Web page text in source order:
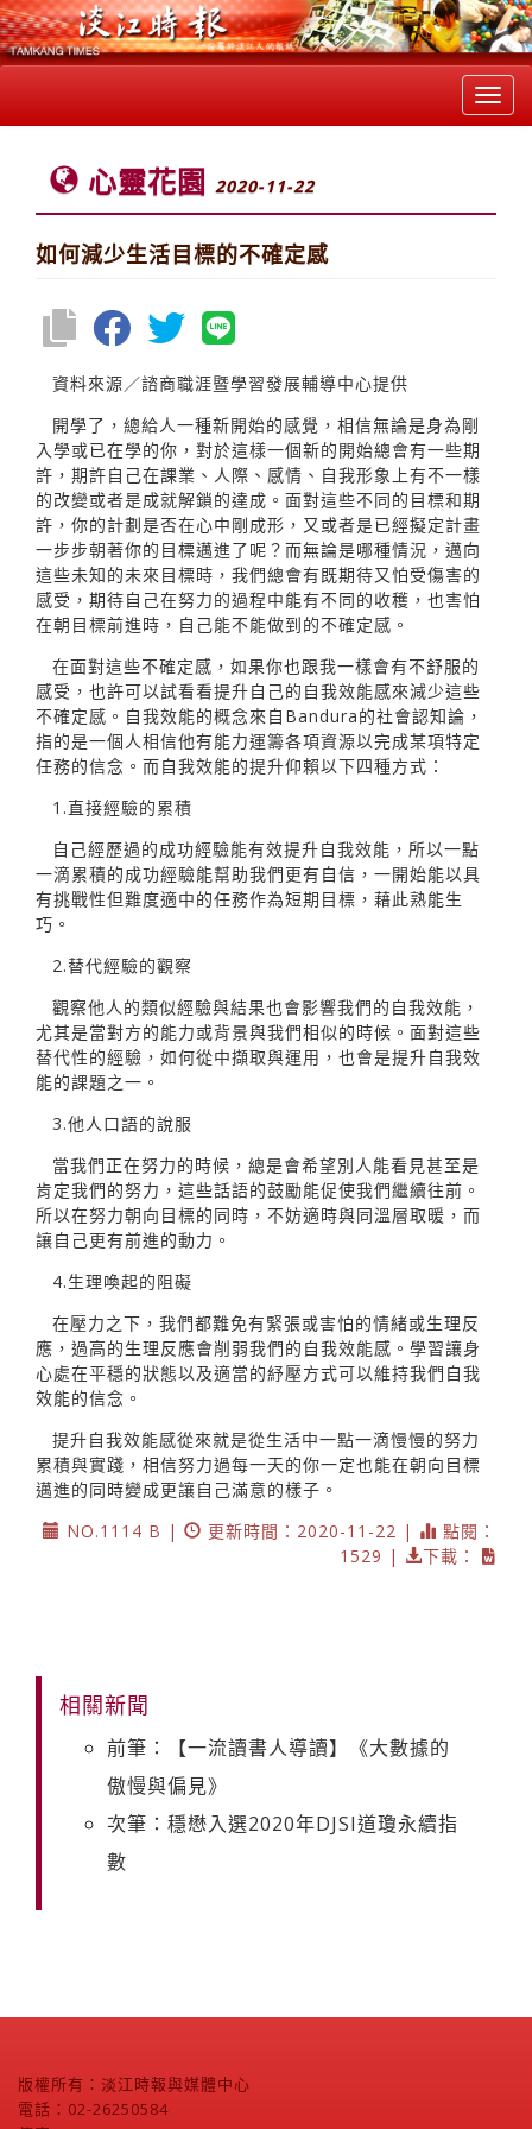
心靈花園 2020-11-22
如何減少生活目標的不確定感
資料來源／諮商職涯暨學習發展輔導中心提供
開學了，總給人一種新開始的感覺，相信無論是身為剛
入學或已在學的你，對於這樣一個新的開始總會有一些期
許，期許自己在課業、人際、感情、自我形象上有不一樣
的改變或者是成就解鎖的達成。面對這些不同的目標和期
許，你的計劃是否在心中剛成形，又或者是已經擬定計畫
一步步朝著你的目標邁進了呢？而無論是哪種情況，邁向
這些未知的未來目標時，我們總會有既期待又怕受傷害的
感受，期待自己在努力的過程中能有不同的收穫，也害怕
在朝目標前進時，自己能不能做到的不確定感。
在面對這些不確定感，如果你也跟我一樣會有不舒服的
感受，也許可以試看看提升自己的自我效能感來減少這些
不確定感。自我效能的概念來自Bandura的社會認知論，
指的是一個人相信他有能力運籌各項資源以完成某項特定
任務的信念。而自我效能的提升仰賴以下四種方式：
1.直接經驗的累積
自己經歷過的成功經驗能有效提升自我效能，所以一點
一滴累積的成功經驗能幫助我們更有自信，一開始能以具
有挑戰性但難度適中的任務作為短期目標，藉此熟能生
巧。
2.替代經驗的觀察
觀察他人的類似經驗與結果也會影響我們的自我效能，
尤其是當對方的能力或背景與我們相似的時候。面對這些
替代性的經驗，如何從中擷取與運用，也會是提升自我效
能的課題之一。
3.他人口語的說服
當我們正在努力的時候，總是會希望別人能看見甚至是
肯定我們的努力，這些話語的鼓勵能促使我們繼續往前。
所以在努力朝向目標的同時，不妨適時與同溫層取暖，而
讓自己更有前進的動力。
4.生理喚起的阻礙
在壓力之下，我們都難免有緊張或害怕的情緒或生理反
應，過高的生理反應會削弱我們的自我效能感。學習讓身
心處在平穩的狀態以及適當的紓壓方式可以維持我們自我
效能的信念。
提升自我效能感從來就是從生活中一點一滴慢慢的努力
累積與實踐，相信努力過每一天的你一定也能在朝向目標
邁進的同時變成更讓自己滿意的樣子。
NO.1114 B |
更新時間：2020-11-22 |
點閱：
1529 |
下載：
相關新聞
前筆：【一流讀書人導讀】《大數據的
傲慢與偏見》
次筆：穩懋入選2020年DJSI道瓊永續指
數
版權所有：淡江時報與媒體中心
電話：02-26250584